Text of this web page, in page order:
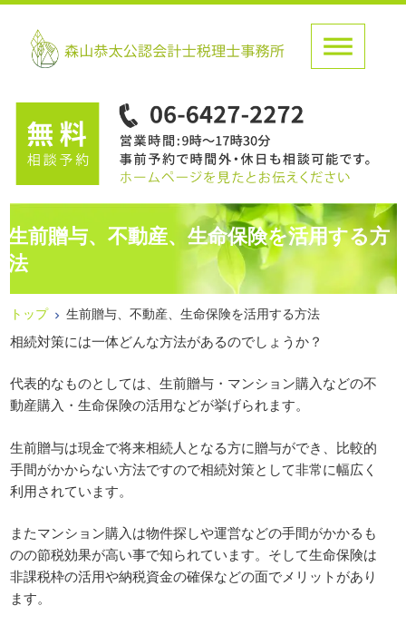
生前贈与、不動産、生命保険を活用する方
法
トップ 生前贈与、不動産、生命保険を活用する方法
相続対策には一体どんな方法があるのでしょうか？
代表的なものとしては、生前贈与・マンション購入などの不
動産購入・生命保険の活用などが挙げられます。
生前贈与は現金で将来相続人となる方に贈与ができ、比較的
手間がかからない方法ですので相続対策として非常に幅広く
利用されています。
またマンション購入は物件探しや運営などの手間がかかるも
のの節税効果が高い事で知られています。そして生命保険は
非課税枠の活用や納税資金の確保などの面でメリットがあり
ます。